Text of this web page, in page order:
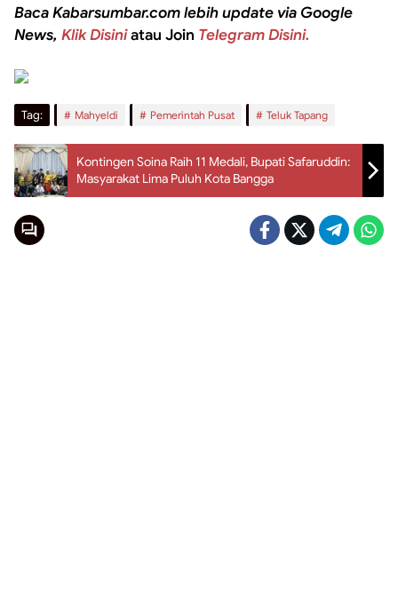
Baca Kabarsumbar.com lebih update via Google
News, Klik Disiniatau Join Telegram Disini.
Tag: Mahyeldi Pemerintah Pusat Teluk Tapang
Kontingen Soina Raih 11 Medali, Bupati Safaruddin:
Masyarakat Lima Puluh Kota Bangga